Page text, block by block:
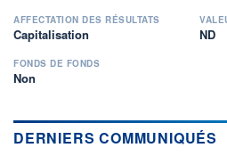
AFFECTATION DES RÉSULTATS
Capitalisation ND
FONDS DE FONDS
Non
DERNIERS COMMUNIQUÉS